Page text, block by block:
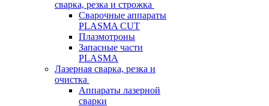
сварка, резка и строжка
Сварочные аппараты
PLASMA CUT
Плазмотроны
Запасные части
PLASMA
Лазерная сварка, резка и
очистка
Аппараты лазерной
сварки